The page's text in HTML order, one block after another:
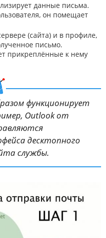
данные письма.
он помещает
(сайта) и в профиле,
письмо.
прикреплённые к нему
функционирует
Outlook от
десктопного
службы.